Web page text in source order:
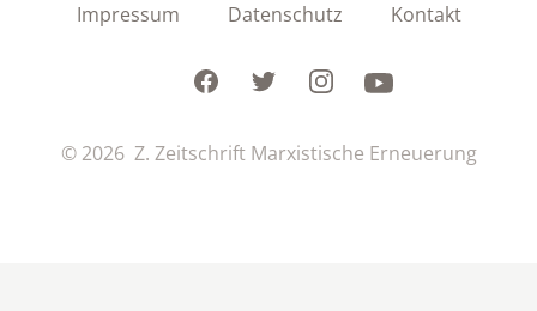
Impressum Datenschutz Kontakt
FacebookTwitterInstagramYoutube
© 2026 Z. Zeitschrift Marxistische Erneuerung